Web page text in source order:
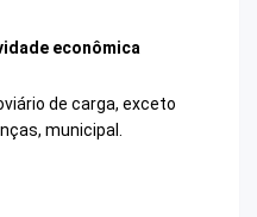
econômica
de carga, exceto
municipal.